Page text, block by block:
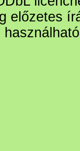
előzetes